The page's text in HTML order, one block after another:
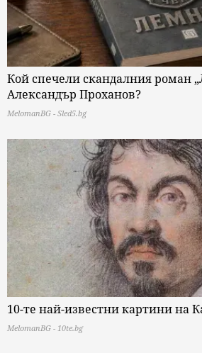
Кой спечели скандалния роман
Александър Проханов?
MelomanBG - Sled5.bg
10-те най-известни картини на
MelomanBG - 10te.bg